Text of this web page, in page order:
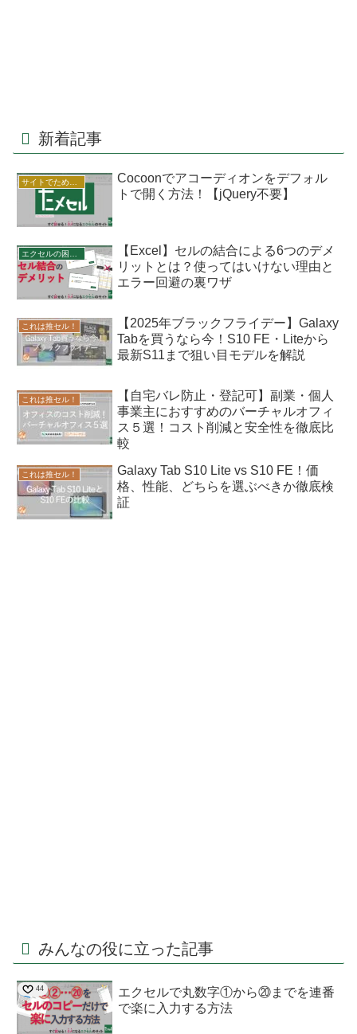
新着記事
Cocoonでアコーディオンをデフォル
トで開く方法！【jQuery不要】
エクセルの困った
【Excel】セルの結合による6つのデメ
リットとは？使ってはいけない理由と
エラー回避の裏ワザ
これは推セル！
【2025年ブラックフライデー】Galaxy
Tabを買うなら今！S10 FE・Liteから
最新S11まで狙い目モデルを解説
これは推セル！
【自宅バレ防止・登記可】副業・個人
事業主におすすめのバーチャルオフィ
ス５選！コスト削減と安全性を徹底比
較
これは推セル！
Galaxy Tab S10 Lite vs S10 FE！価
格、性能、どちらを選ぶべきか徹底検
証
みんなの役に立った記事
エクセルで丸数字①から⑳までを連番
で楽に入力する方法
44